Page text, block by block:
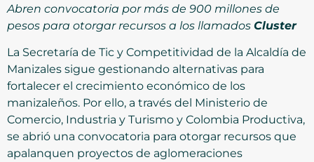
Abren convocatoria por más de 900 millones de
pesos para otorgar recursos a los llamados Cluster
La Secretaría de Tic y Competitividad de la Alcaldía de
Manizales sigue gestionando alternativas para
fortalecer el crecimiento económico de los
manizaleños. Por ello, a través del Ministerio de
Comercio, Industria y Turismo y Colombia Productiva,
se abrió una convocatoria para otorgar recursos que
apalanquen proyectos de aglomeraciones